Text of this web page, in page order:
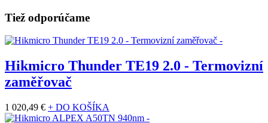
Tiež odporúčame
Hikmicro Thunder TE19 2.0 - Termovizní
zaměřovač
1 020,49 € + DO KOŠÍKA